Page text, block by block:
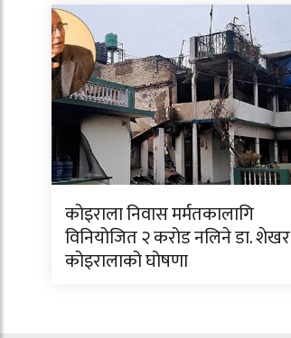
कोइराला निवास मर्मतकालागि
विनियोजित २ करोड नलिने डा. शेखर
कोइरालाको घोषणा